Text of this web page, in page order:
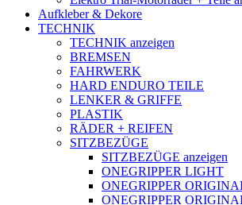
Aufkleber & Dekore
TECHNIK
TECHNIK anzeigen
BREMSEN
FAHRWERK
HARD ENDURO TEILE
LENKER & GRIFFE
PLASTIK
RÄDER + REIFEN
SITZBEZÜGE
SITZBEZÜGE anzeigen
ONEGRIPPER LIGHT
ONEGRIPPER
ONEGRIPPER